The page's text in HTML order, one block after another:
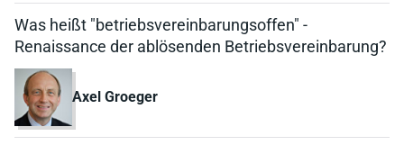
Was heißt "betriebsvereinbarungsoffen" -
Renaissance der ablösenden Betriebsvereinbarung?
Axel Groeger